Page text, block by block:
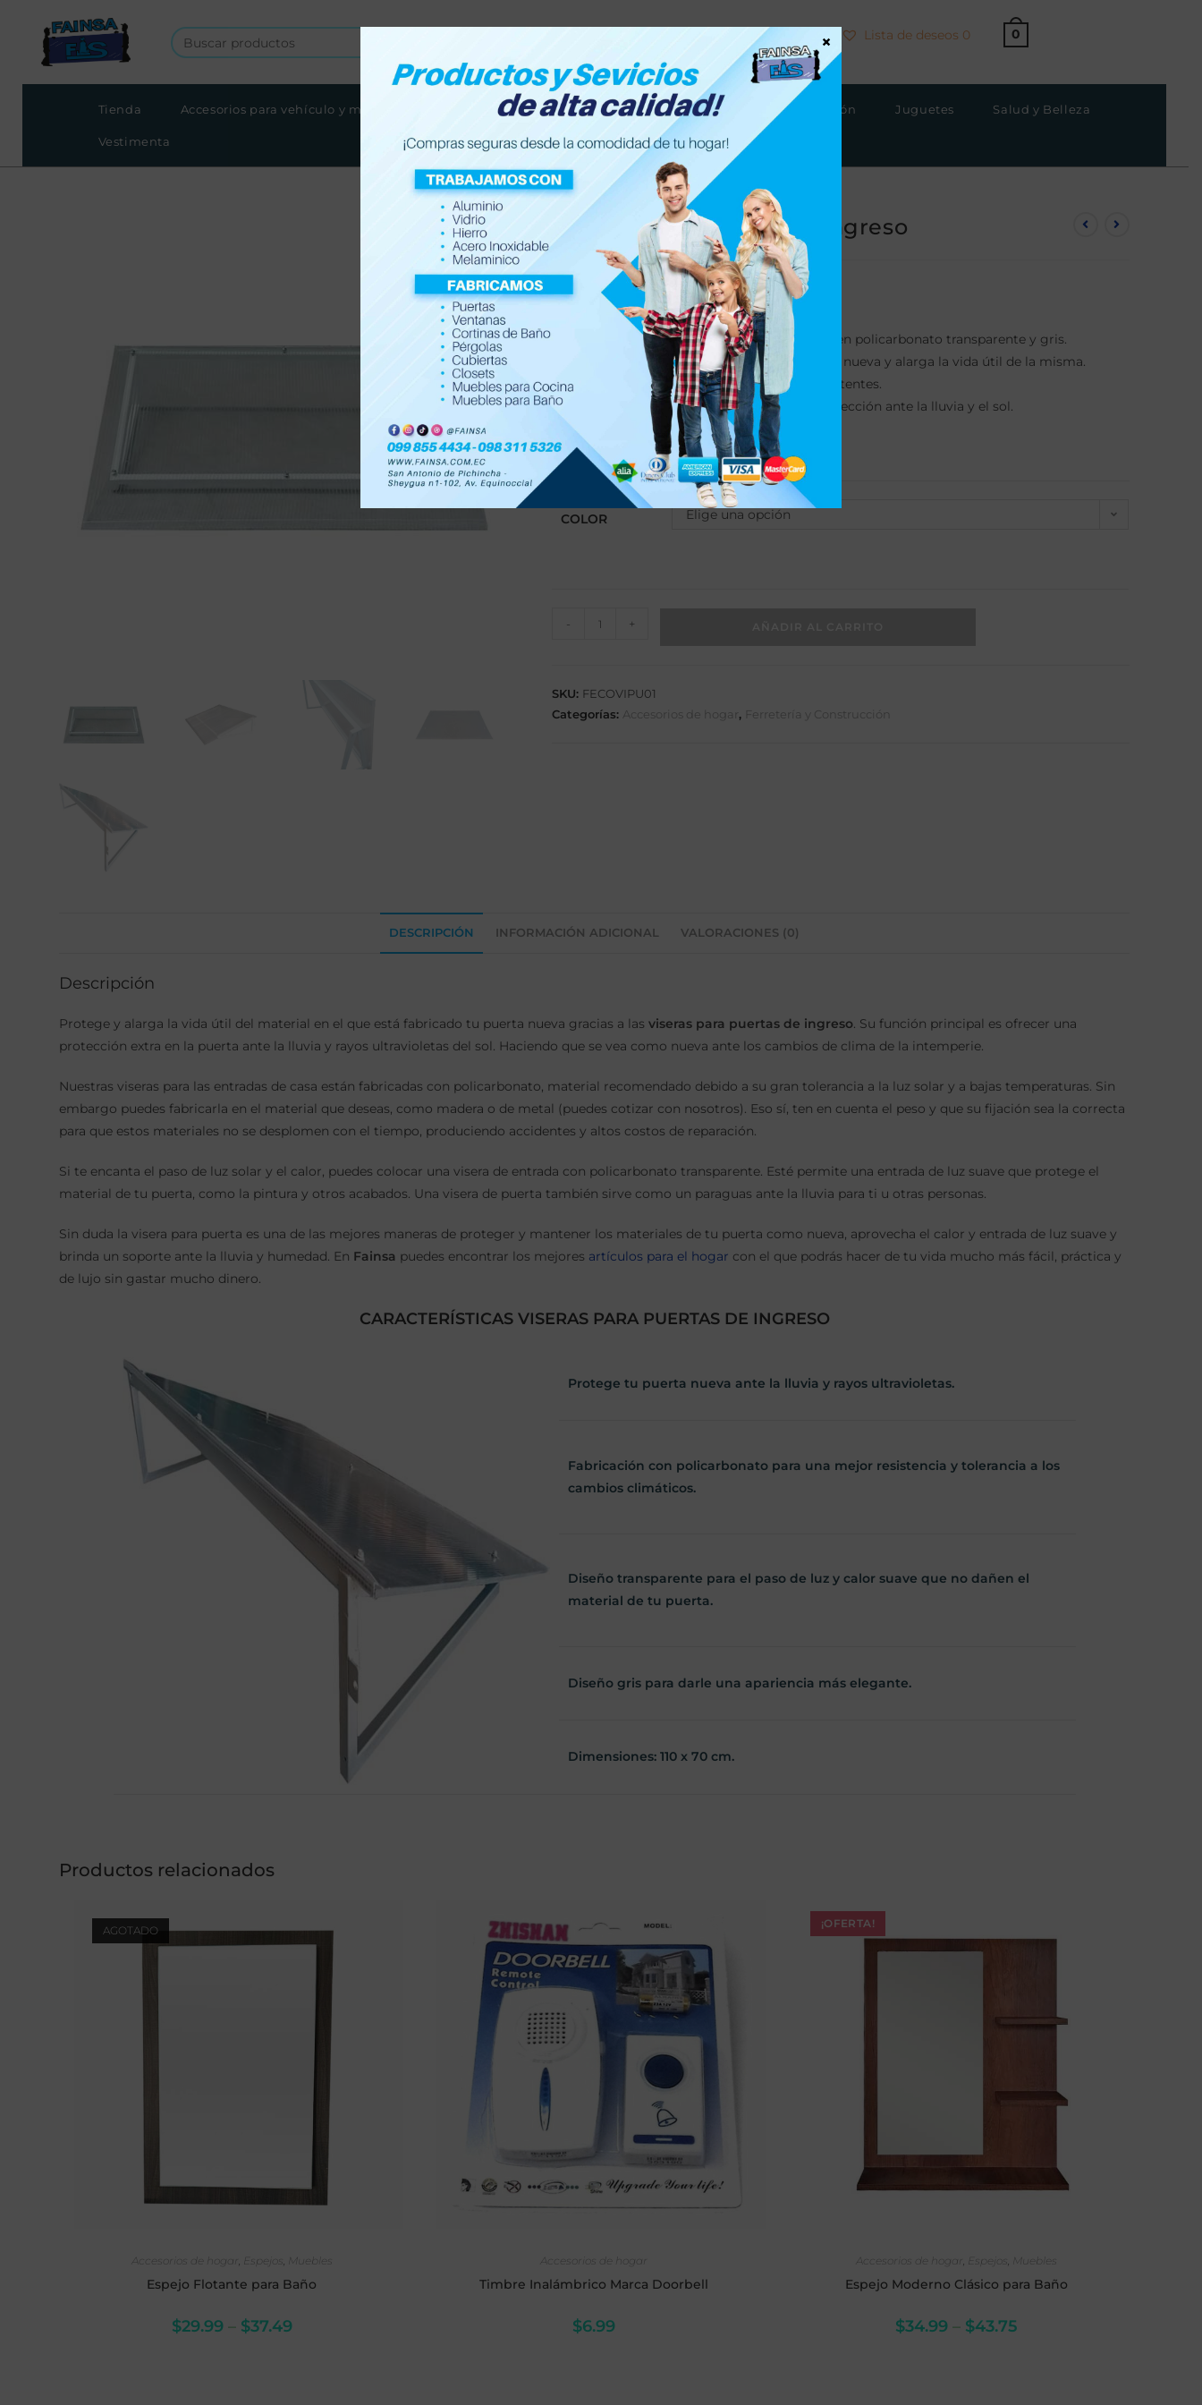
Lista de deseos 0 0
Tienda Accesorios para vehículo y moto Accesorios de hogar Electrónica Ferretería y Construcción Juguetes Salud y Belleza
Vestimenta
Viseras para Puertas de Ingreso
$37.50
Viseras para puertas de ingreso fabricadas en policarbonato transparente y gris.
Mantiene los materiales de tu puerta como nueva y alarga la vida útil de la misma.
Materiales de alta calidad, duraderos y resistentes.
Diseño clásico para ofrecer una mayor protección ante la lluvia y el sol.
Tubo cuadrado de 3/4.
Dimensiones: 110 x 70 cm.
COLOR Elige una opción
- +
SKU: FECOVIPU01
Categorías: Accesorios de hogar , Ferretería y Construcción
DESCRIPCIÓN INFORMACIÓN ADICIONAL VALORACIONES (0)
Descripción
Protege y alarga la vida útil del material en el que está fabricado tu puerta nueva gracias a lasviseras para puertas de ingreso . Su función principal es ofrecer una
protección extra en la puerta ante la lluvia y rayos ultravioletas del sol. Haciendo que se vea como nueva ante los cambios de clima de la intemperie.
Nuestras viseras para las entradas de casa están fabricadas con policarbonato, material recomendado debido a su gran tolerancia a la luz solar y a bajas temperaturas. Sin
embargo puedes fabricarla en el material que deseas, como madera o de metal (puedes cotizar con nosotros). Eso sí, ten en cuenta el peso y que su fijación sea la correcta
para que estos materiales no se desplomen con el tiempo, produciendo accidentes y altos costos de reparación.
Si te encanta el paso de luz solar y el calor, puedes colocar una visera de entrada con policarbonato transparente. Esté permite una entrada de luz suave que protege el
material de tu puerta, como la pintura y otros acabados. Una visera de puerta también sirve como un paraguas ante la lluvia para ti u otras personas.
Sin duda la visera para puerta es una de las mejores maneras de proteger y mantener los materiales de tu puerta como nueva, aprovecha el calor y entrada de luz suave y
brinda un soporte ante la lluvia y humedad. En Fainsa puedes encontrar los mejores artículos para el hogar con el que podrás hacer de tu vida mucho más fácil, práctica y
de lujo sin gastar mucho dinero.
CARACTERÍSTICAS VISERAS PARA PUERTAS DE INGRESO
Protege tu puerta nueva ante la lluvia y rayos ultravioletas.
Fabricación con policarbonato para una mejor resistencia y tolerancia a los
cambios climáticos.
Diseño transparente para el paso de luz y calor suave que no dañen el
material de tu puerta.
Diseño gris para darle una apariencia más elegante.
Dimensiones: 110 x 70 cm.
Productos relacionados
AGOTADO
Accesorios de hogar , Espejos , Muebles
Espejo Flotante para Baño
$29.99 – $37.49
Accesorios de hogar
Timbre Inalámbrico Marca Doorbell
$6.99
¡OFERTA!
Accesorios de hogar, Espejos, Muebles
Espejo Moderno Clásico para Baño
$34.99 – $43.75
×